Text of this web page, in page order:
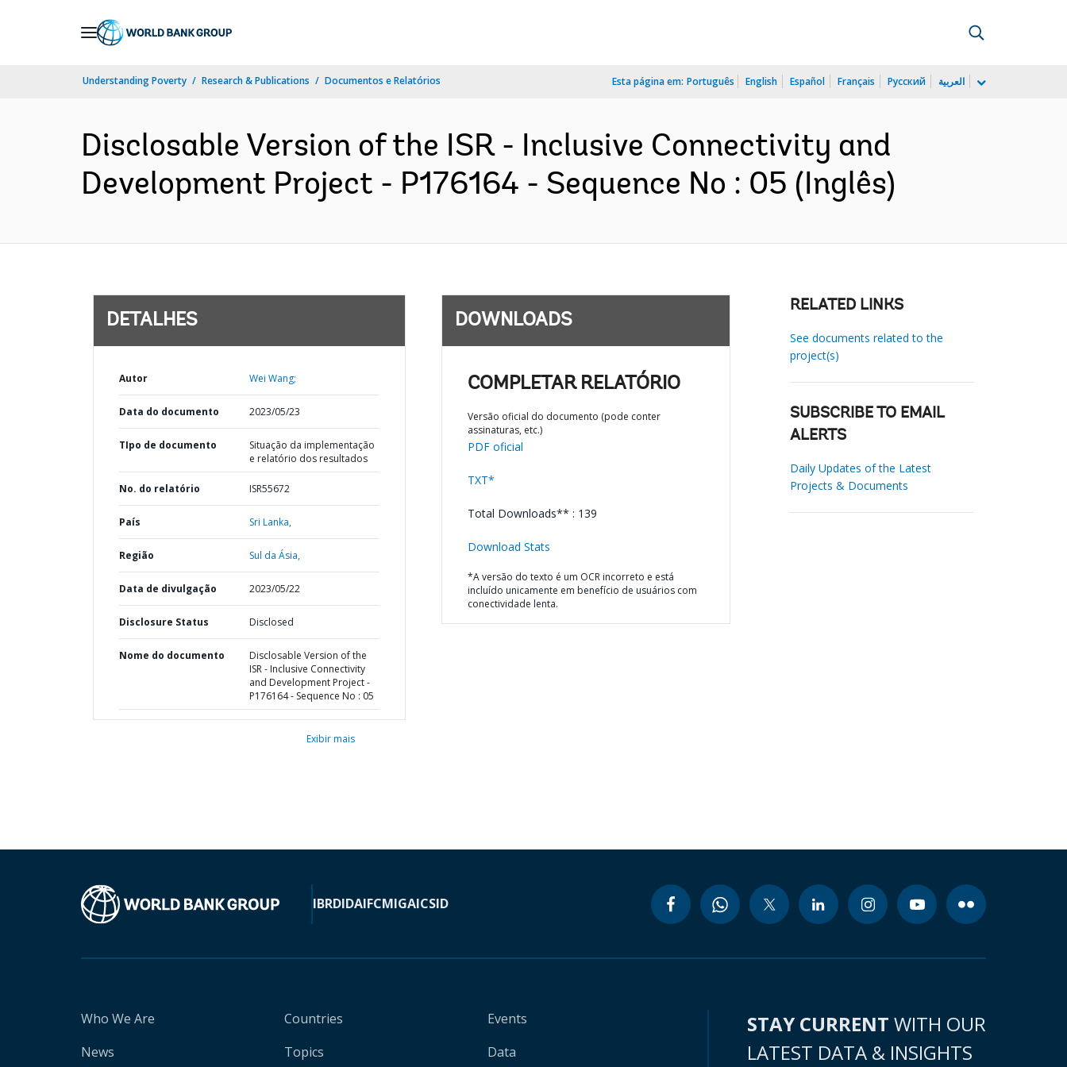
Understanding Poverty Research & Publications Documentos e Relatórios Esta página em: Português English Español Français Русский العربية
Disclosable Version of the ISR - Inclusive Connectivity and
Development Project - P176164 - Sequence No : 05 (Inglês)
DETALHES
Autor Wei Wang;
Data do documento 2023/05/23
TIpo de documento
Situação da implementação
e relatório dos resultados
No. do relatório ISR55672
País Sri Lanka,
Região Sul da Ásia,
Data de divulgação 2023/05/22
Disclosure Status Disclosed
Nome do documento
Disclosable Version of the
ISR - Inclusive Connectivity
and Development Project -
P176164 - Sequence No : 05
Exibir mais
DOWNLOADS
COMPLETAR RELATÓRIO
Versão oficial do documento (pode conter
assinaturas, etc.)
PDF oficial
TXT*
Total Downloads** : 139
Download Stats
*A versão do texto é um OCR incorreto e está
incluído unicamente em benefício de usuários com
conectividade lenta.
RELATED LINKS
See documents related to the
project(s)
SUBSCRIBE TO EMAIL
ALERTS
Daily Updates of the Latest
Projects & Documents
IBRDIDAIFCMIGAICSID
Who We Are
News
Countries
Topics
Events
Data
STAY CURRENT WITH OUR
LATEST DATA & INSIGHTS